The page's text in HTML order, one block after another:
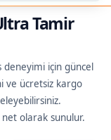
Tamir
için güncel
ve ücretsiz kargo
olarak sunulur.